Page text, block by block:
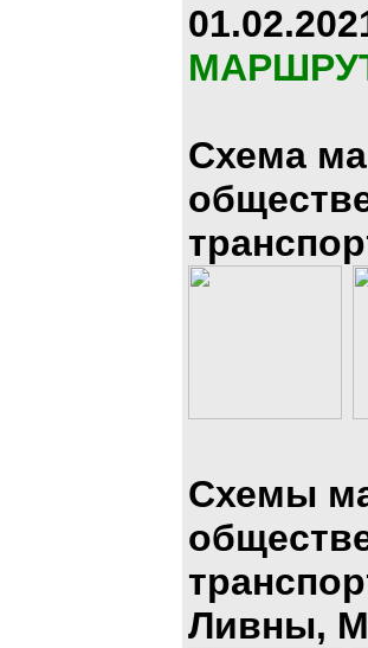
Схема
Схемы
Ливны,